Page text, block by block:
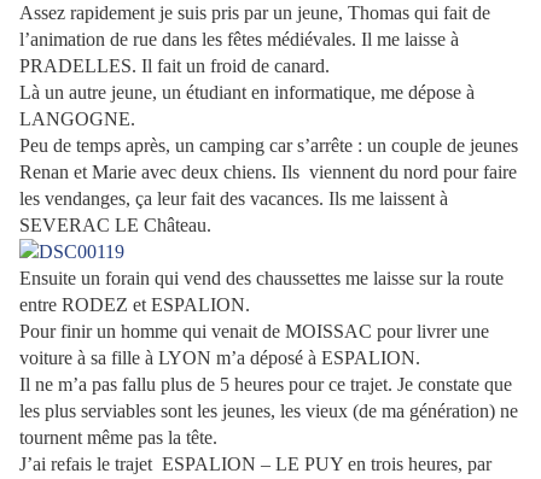
Assez rapidement je suis pris par un jeune, Thomas qui fait de
l’animation de rue dans les fêtes médiévales. Il me laisse à
PRADELLES. Il fait un froid de canard.
Là un autre jeune, un étudiant en informatique, me dépose à
LANGOGNE.
Peu de temps après, un camping car s’arrête : un couple de jeunes
Renan et Marie avec deux chiens. Ils viennent du nord pour faire
les vendanges, ça leur fait des vacances. Ils me laissent à
SEVERAC LE Château.
Ensuite un forain qui vend des chaussettes me laisse sur la route
entre RODEZ et ESPALION.
Pour finir un homme qui venait de MOISSAC pour livrer une
voiture à sa fille à LYON m’a déposé à ESPALION.
Il ne m’a pas fallu plus de 5 heures pour ce trajet. Je constate que
les plus serviables sont les jeunes, les vieux (de ma génération) ne
tournent même pas la tête.
J’ai refais le trajet ESPALION – LE PUY en trois heures, par